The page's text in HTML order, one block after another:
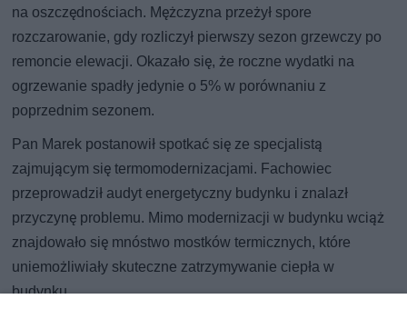
na oszczędnościach. Mężczyzna przeżył spore
rozczarowanie, gdy rozliczył pierwszy sezon grzewczy po
remoncie elewacji. Okazało się, że roczne wydatki na
ogrzewanie spadły jedynie o 5% w porównaniu z
poprzednim sezonem.
Pan Marek postanowił spotkać się ze specjalistą
zajmującym się termomodernizacjami. Fachowiec
przeprowadził audyt energetyczny budynku i znalazł
przyczynę problemu. Mimo modernizacji w budynku wciąż
znajdowało się mnóstwo mostków termicznych, które
uniemożliwiały skuteczne zatrzymywanie ciepła w
budynku.